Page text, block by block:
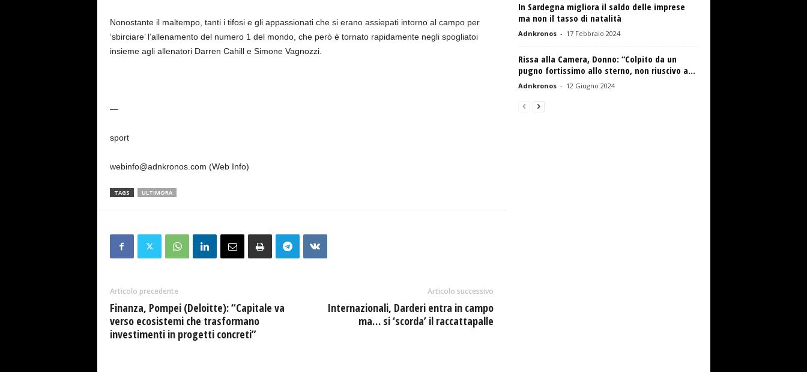
Nonostante il maltempo, tanti i tifosi e gli appassionati che si erano assiepati intorno al campo per
‘sbirciare’ l’allenamento del numero 1 del mondo, che però è tornato rapidamente negli spogliatoi
insieme agli allenatori Darren Cahill e Simone Vagnozzi.
—
sport
webinfo@adnkronos.com (Web Info)
TAGS ULTIMORA
Articolo precedente
Finanza, Pompei (Deloitte): “Capitale va
verso ecosistemi che trasformano
investimenti in progetti concreti”
Articolo successivo
Internazionali, Darderi entra in campo
ma… si ‘scorda’ il raccattapalle
In Sardegna migliora il saldo delle imprese
ma non il tasso di natalità
Adnkronos - 17 Febbraio 2024
Rissa alla Camera, Donno: “Colpito da un
pugno fortissimo allo sterno, non riuscivo a...
Adnkronos - 12 Giugno 2024